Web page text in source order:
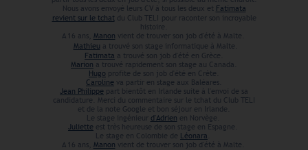
Nous avons envoyé leurs CV à tous les deux et Fatimata
revient sur le tchatdu Club TELI pour raconter son incroyable
histoire.
A 16 ans, Manon vient de trouver son job d'été à Malte.
Mathieu a trouvé son stage informatique à Malte.
Fatimata a trouvé son job d'été en Grèce.
Marion a trouvé rapidement son stage au Canada.
Hugo profite de son job d'été en Crète.
Caroline va partir en stage aux Baléares.
Jean Philippe part bientôt en Irlande suite à l'envoi de sa
candidature. Merci du commentaire sur le tchat du Club TELI
et de la note Google et bon séjour en Irlande.
Le stage ingénieur d'Adrien en Norvège.
Juliette est très heureuse de son stage en Espagne.
Le stage en Colombie de Léonara
A 16 ans, Manon vient de trouver son job d'été à Malte.